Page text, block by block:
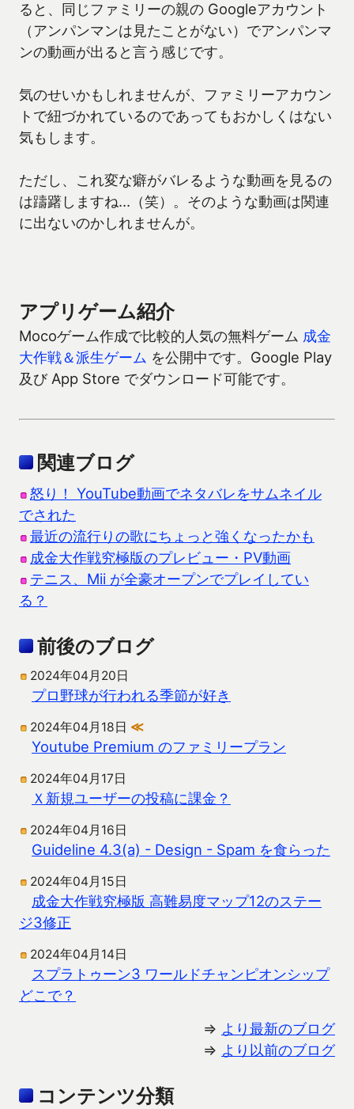
ると、同じファミリーの親の Googleアカウント
（アンパンマンは見たことがない）でアンパンマ
ンの動画が出ると言う感じです。
気のせいかもしれませんが、ファミリーアカウン
トで紐づかれているのであってもおかしくはない
気もします。
ただし、これ変な癖がバレるような動画を見るの
は躊躇しますね…（笑）。そのような動画は関連
に出ないのかしれませんが。
アプリゲーム紹介
Mocoゲーム作成で比較的人気の無料ゲーム 成金
大作戦＆派生ゲーム を公開中です。Google Play
及び App Store でダウンロード可能です。
関連ブログ
怒り！ YouTube動画でネタバレをサムネイル
でされた
最近の流行りの歌にちょっと強くなったかも
成金大作戦究極版のプレビュー・PV動画
テニス、Mii が全豪オープンでプレイしてい
る？
前後のブログ
2024年04月20日
プロ野球が行われる季節が好き
2024年04月18日 ≪
Youtube Premium のファミリープラン
2024年04月17日
Ｘ新規ユーザーの投稿に課金？
2024年04月16日
Guideline 4.3(a) - Design - Spam を食らった
2024年04月15日
成金大作戦究極版 高難易度マップ12のステー
ジ3修正
2024年04月14日
スプラトゥーン3 ワールドチャンピオンシップ
どこで？
⇒ より最新のブログ
⇒ より以前のブログ
コンテンツ分類